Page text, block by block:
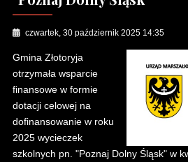
czwartek, 30 październik 2025 14:35
Gmina Złotoryja
otrzymała wsparcie
finansowe w formie
dotacji celowej na
dofinansowanie w roku
2025 wycieczek
szkolnych pn. "Poznaj Dolny Śląsk" w